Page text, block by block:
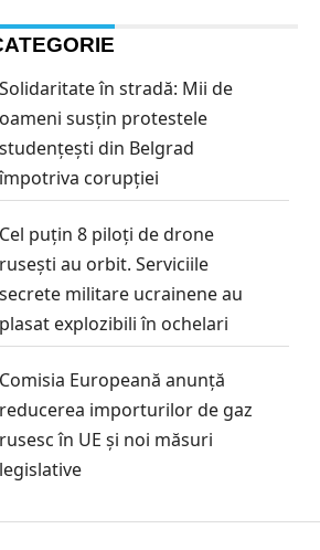
Solidaritate în stradă: Mii de
oameni susțin protestele
studențești din Belgrad
împotriva corupției
Cel puțin 8 piloți de drone
rusești au orbit. Serviciile
secrete militare ucrainene au
plasat explozibili în ochelari
Comisia Europeană anunță
reducerea importurilor de gaz
rusesc în UE și noi măsuri
legislative